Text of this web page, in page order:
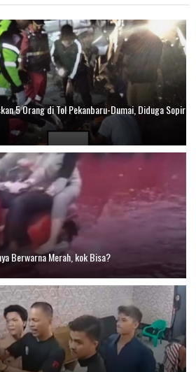
5 Orang di Tol Pekanbaru-Dumai, Diduga Sopir
Berwarna Merah, kok Bisa?